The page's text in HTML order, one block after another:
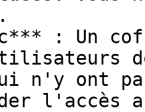
: Un
n'y ont